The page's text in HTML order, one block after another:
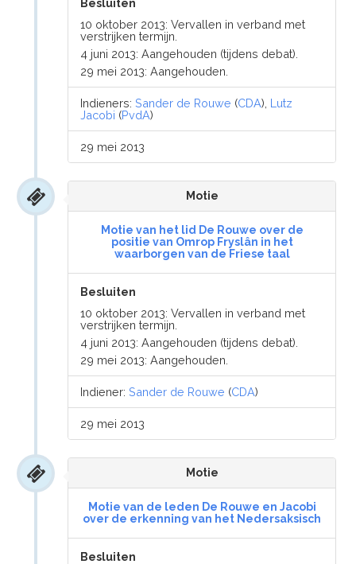
Besluiten
10 oktober 2013: Vervallen in verband met
verstrijken termijn.
4 juni 2013: Aangehouden (tijdens debat).
29 mei 2013: Aangehouden.
Indieners:Sander de Rouwe (CDA), Lutz
Jacobi (PvdA)
29 mei 2013
Motie
Motie van het lid De Rouwe over de
positie van Omrop Fryslân in het
waarborgen van de Friese taal
Besluiten
10 oktober 2013: Vervallen in verband met
verstrijken termijn.
4 juni 2013: Aangehouden (tijdens debat).
29 mei 2013: Aangehouden.
Indiener:Sander de Rouwe (CDA)
29 mei 2013
Motie
Motie van de leden De Rouwe en Jacobi
over de erkenning van het Nedersaksisch
Besluiten